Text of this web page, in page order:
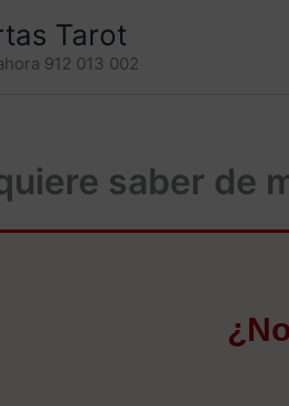
Tarot
912 013 002
saber de